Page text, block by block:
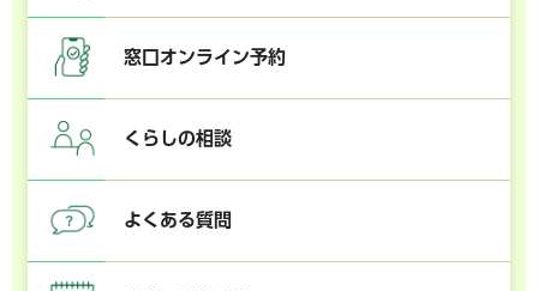
窓口オンライン予約
くらしの相談
よくある質問